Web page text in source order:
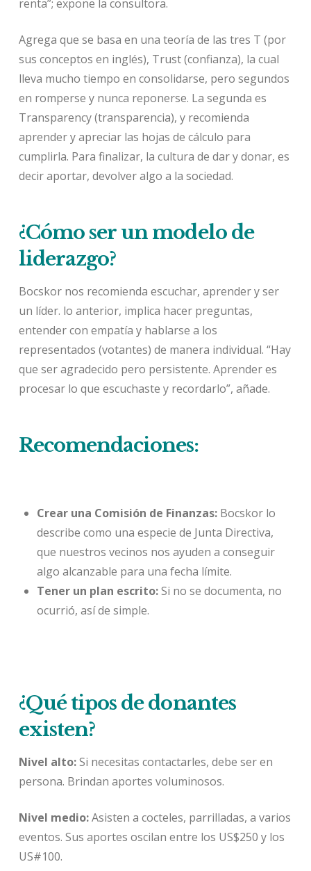
renta”; expone la consultora.
Agrega que se basa en una teoría de las tres T (por
sus conceptos en inglés), Trust (confianza), la cual
lleva mucho tiempo en consolidarse, pero segundos
en romperse y nunca reponerse. La segunda es
Transparency (transparencia), y recomienda
aprender y apreciar las hojas de cálculo para
cumplirla. Para finalizar, la cultura de dar y donar, es
decir aportar, devolver algo a la sociedad.
¿Cómo ser un modelo de
liderazgo?
Bocskor nos recomienda escuchar, aprender y ser
un líder. lo anterior, implica hacer preguntas,
entender con empatía y hablarse a los
representados (votantes) de manera individual. “Hay
que ser agradecido pero persistente. Aprender es
procesar lo que escuchaste y recordarlo”, añade.
Recomendaciones:
Crear una Comisión de Finanzas: Bocskor lo
describe como una especie de Junta Directiva,
que nuestros vecinos nos ayuden a conseguir
algo alcanzable para una fecha límite.
Tener un plan escrito:Si no se documenta, no
ocurrió, así de simple.
¿Qué tipos de donantes
existen?
Nivel alto:Si necesitas contactarles, debe ser en
persona. Brindan aportes voluminosos.
Nivel medio:Asisten a cocteles, parrilladas, a varios
eventos. Sus aportes oscilan entre los US$250 y los
US#100.